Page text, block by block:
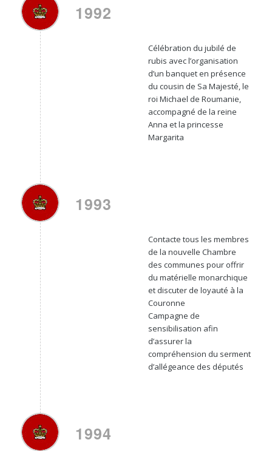
1992
Célébration du jubilé de
rubis avec l’organisation
d’un banquet en présence
du cousin de Sa Majesté, le
roi Michael de Roumanie,
accompagné de la reine
Anna et la princesse
Margarita
1993
Contacte tous les membres
de la nouvelle Chambre
des communes pour offrir
du matérielle monarchique
et discuter de loyauté à la
Couronne
Campagne de
sensibilisation afin
d’assurer la
compréhension du serment
d’allégeance des députés
1994